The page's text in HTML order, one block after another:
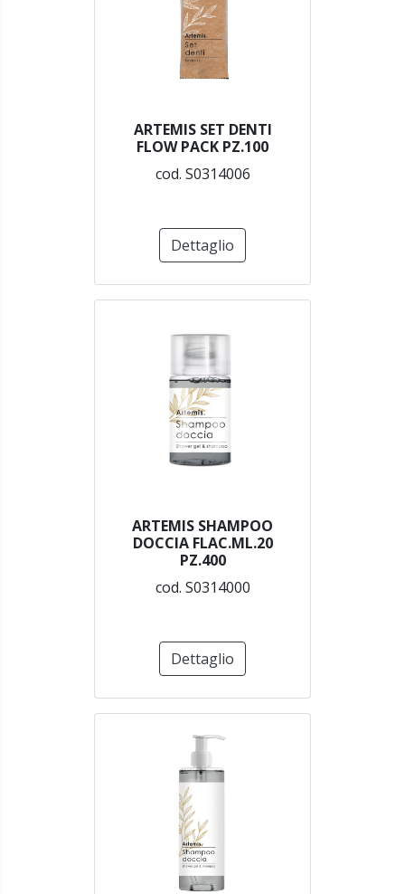
ARTEMIS SET DENTI
FLOW PACK PZ.100
cod. S0314006
Dettaglio
ARTEMIS SHAMPOO
DOCCIA FLAC.ML.20
PZ.400
cod. S0314000
Dettaglio